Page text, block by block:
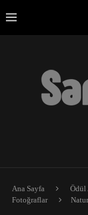
Ana Sayfa Ödül
Fotoğraflar